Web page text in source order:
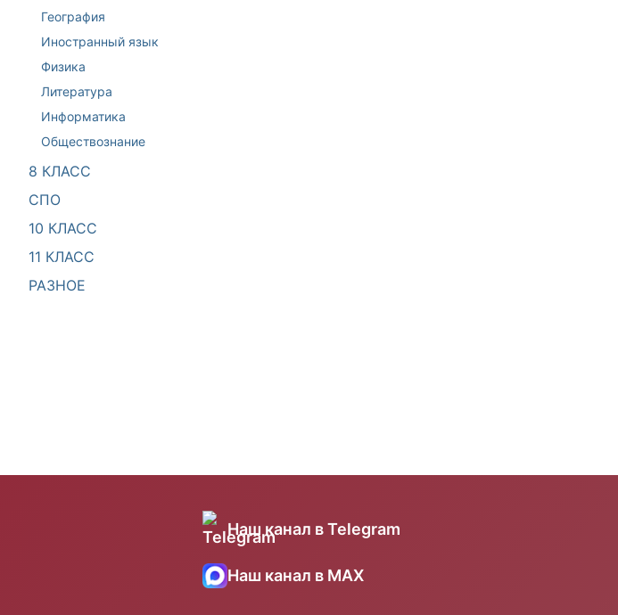
География
Иностранный язык
Физика
Литература
Информатика
Обществознание
8 КЛАСС
СПО
10 КЛАСС
11 КЛАСС
РАЗНОЕ
Наш канал в Telegram
Наш канал в MAX